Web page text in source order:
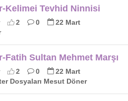
Kelimei Tevhid Ninnisi
2 0
22 Mart
Fatih Sultan Mehmet Marşı
2 0
22 Mart
Dosyaları Mesut Döner